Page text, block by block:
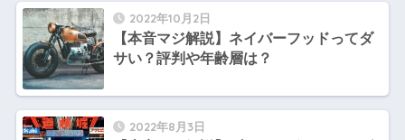
2022年10月2日
【本音マジ解説】ネイバーフッドってダ
サい？評判や年齢層は？
2022年8月3日